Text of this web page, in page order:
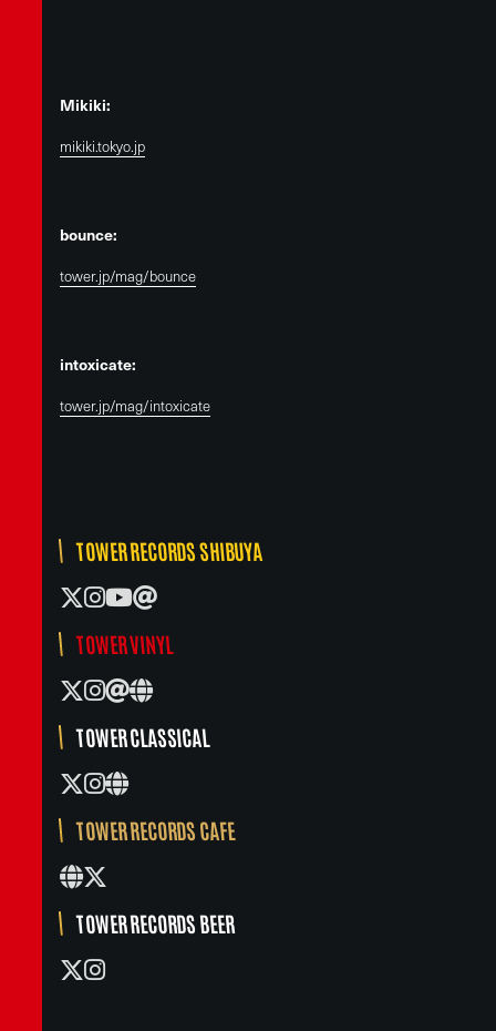
Mikiki:
mikiki.tokyo.jp
bounce:
tower.jp/mag/bounce
intoxicate:
tower.jp/mag/intoxicate
TOWER RECORDS SHIBUYA
TOWER VINYL
TOWER CLASSICAL
TOWER RECORDS CAFE
TOWER RECORDS BEER